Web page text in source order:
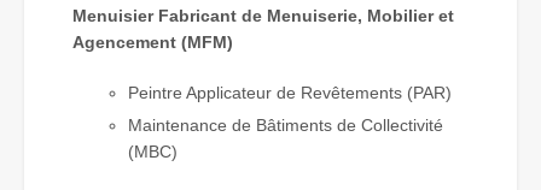
Menuisier Fabricant de Menuiserie, Mobilier et
Agencement (MFM)
Peintre Applicateur de Revêtements (PAR)
Maintenance de Bâtiments de Collectivité
(MBC)